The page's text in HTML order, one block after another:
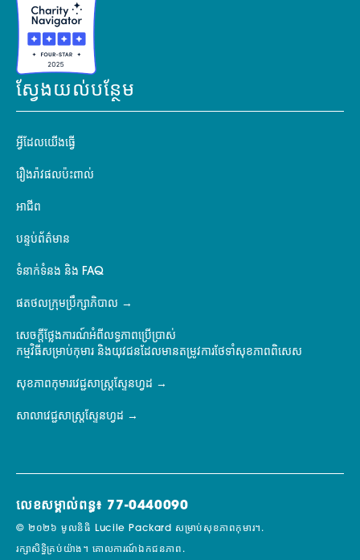
ស្វែងយល់បន្ថែម
អ្វីដែលយើងធ្វើ
រឿងរ៉ាវផលប៉ះពាល់
អាជីព
បន្ទប់ព័ត៌មាន
ទំនាក់ទំនង និង FAQ
ផតថលក្រុមប្រឹក្សាភិបាល
សេចក្តីថ្លែងការណ៍អំពីលទ្ធភាពប្រើប្រាស់
កម្មវិធីសម្រាប់កុមារ និងយុវជនដែលមានតម្រូវការថែទាំសុខភាពពិសេស
សុខភាពកុមារវេជ្ជសាស្ត្រស្ទែនហ្វដ
សាលាវេជ្ជសាស្ត្រស្ទែនហ្វដ
លេខសម្គាល់ពន្ធ៖ 77-0440090
© ២០២៦ មូលនិធិ Lucile Packard សម្រាប់សុខភាពកុមារ។.
រក្សាសិទ្ធិគ្រប់យ៉ាង។ គោលការណ៍ឯកជនភាព.